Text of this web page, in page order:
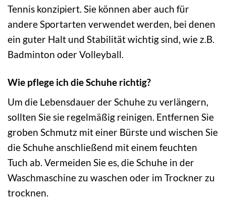
Tennis konzipiert. Sie können aber auch für
andere Sportarten verwendet werden, bei denen
ein guter Halt und Stabilität wichtig sind, wie z.B.
Badminton oder Volleyball.
Wie pflege ich die Schuhe richtig?
Um die Lebensdauer der Schuhe zu verlängern,
sollten Sie sie regelmäßig reinigen. Entfernen Sie
groben Schmutz mit einer Bürste und wischen Sie
die Schuhe anschließend mit einem feuchten
Tuch ab. Vermeiden Sie es, die Schuhe in der
Waschmaschine zu waschen oder im Trockner zu
trocknen.